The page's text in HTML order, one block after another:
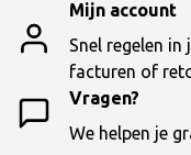
Mijn account
Snel regelen
facturen of
Vragen?
We helpen je